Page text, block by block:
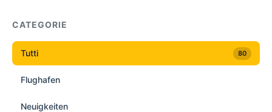
CATEGORIE
Tutti 80
Flughafen
Neuigkeiten